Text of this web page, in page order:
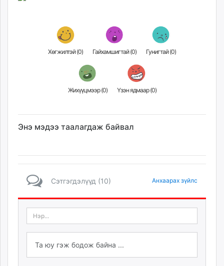
Хөгжилтэй (0) Гайхамшигтай (0) Гунигтай (0)
Жихүүцмээр (0) Үзэн ядмаар (0)
Энэ мэдээ таалагдаж байвал
Сэтгэгдэлүүд (10) Анхаарах зүйлс